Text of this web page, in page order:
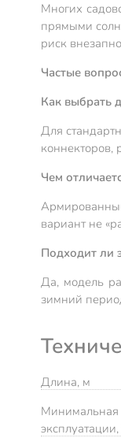
Многих
прямыми
риск
Частые
Как выбрать
Для
коннекторов,
Чем
вариант не
Подходит ли
Да, модель
зимний
Длина, м
Минимальная
эксплуатации,